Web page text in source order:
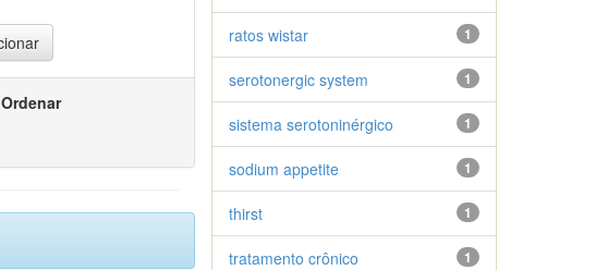
Ordenar
1
ratos wistar
1
serotonergic system
1
sistema serotoninérgico
1
sodium appetite
1
thirst
1
tratamento crônico